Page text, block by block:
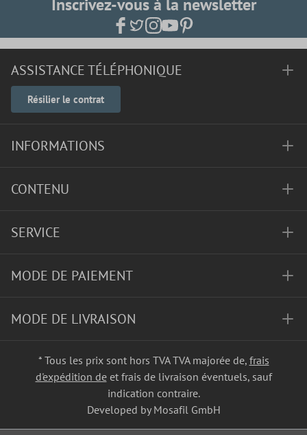
Inscrivez-vous à la newsletter
ASSISTANCE TÉLÉPHONIQUE
Résilier le contrat
INFORMATIONS
CONTENU
SERVICE
MODE DE PAIEMENT
MODE DE LIVRAISON
* Tous les prix sont hors TVA TVA majorée de, frais
d'expédition deet frais de livraison éventuels, sauf
indication contraire.
Developed by Mosafil GmbH